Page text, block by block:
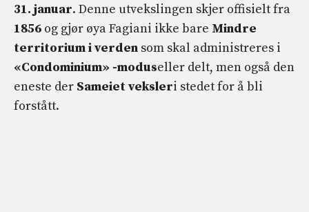
31. januar. Denne utvekslingen skjer offisielt fra
1856 og gjør øya Fagiani ikke bare Mindre
territorium i verden som skal administreres i
«Condominium» -moduseller delt, men også den
eneste der Sameiet veksleri stedet for å bli
forstått.